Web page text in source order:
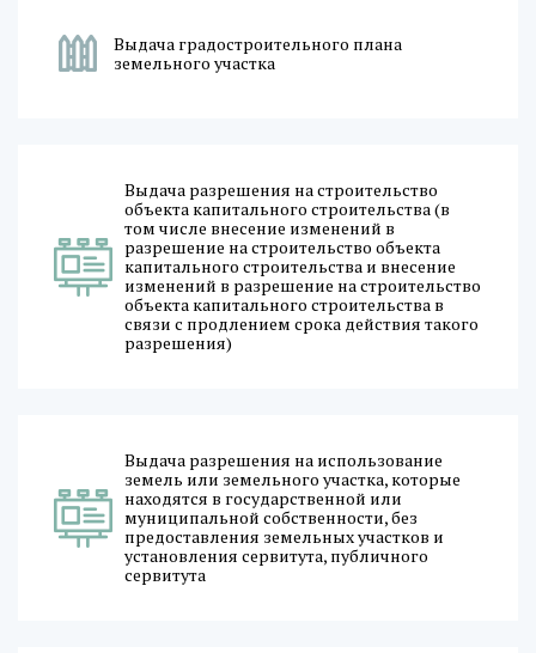
Выдача градостроительного плана
земельного участка
Выдача разрешения на строительство
объекта капитального строительства (в
том числе внесение изменений в
разрешение на строительство объекта
капитального строительства и внесение
изменений в разрешение на строительство
объекта капитального строительства в
связи с продлением срока действия такого
разрешения)
Выдача разрешения на использование
земель или земельного участка, которые
находятся в государственной или
муниципальной собственности, без
предоставления земельных участков и
установления сервитута, публичного
сервитута